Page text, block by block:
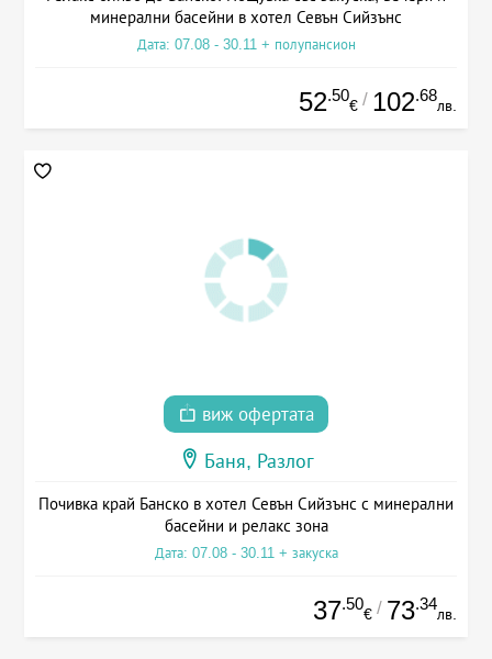
минерални басейни в хотел Севън Сийзънс
Дата: 07.08 - 30.11 + полупансион
52.50
€ / 102.68
лв.
виж офертата
Баня, Разлог
Почивка край Банско в хотел Севън Сийзънс с минерални
басейни и релакс зона
Дата: 07.08 - 30.11 + закуска
37.50
€ / 73.34
лв.